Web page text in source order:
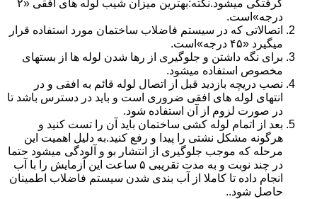
گرفتگی میشود.نکته:بهترین میزان شیب لوله های افقی «۲
درجه»است.
اتصالاتی که در سیستم فاضلاب ساختمان مورد استفاده قرار
میگیرد «۴۵ درجه»است.
برای نگه داشتن و جلوگیری از رها شدن لوله ها از بستهای
مخصوص استفاده میشود.
نصب دریچه بازدید قبل از اتصال لوله قائم به افقی و در
انتهای لوله های افقی ضروری است و باید در دسترس باشد تا
در صورت لزوم از آن استفاده شود.
بعد از اتمام لوله کشی ساختمان باید آن را تست کنید و
هرگونه مشکل نشتی را پیدا و رفع کنید.به دلیل اهمیت این
مرحله که موجب جلوگیری از انتشار بو و آلودگی میشود حتما
در چند نوبت و به مدت تقریبی ۵ ساعت این آزمایش را با آب
انجام داده تا کاملا از آب بندی شدن سیستم فاضلاب اطمینان
حاصل شود..